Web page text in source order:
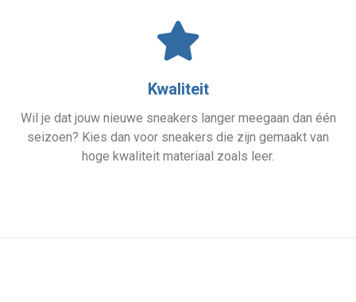
Kwaliteit
Wil je dat jouw nieuwe sneakers langer meegaan dan één
seizoen? Kies dan voor sneakers die zijn gemaakt van
hoge kwaliteit materiaal zoals leer.